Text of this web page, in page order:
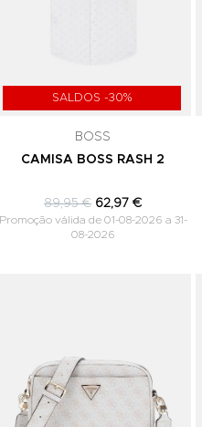
SALDOS -30%
BOSS
CAMISA BOSS RASH 2
89,95 € 62,97 €
Promoção válida de 01-08-2026 a 31-
08-2026